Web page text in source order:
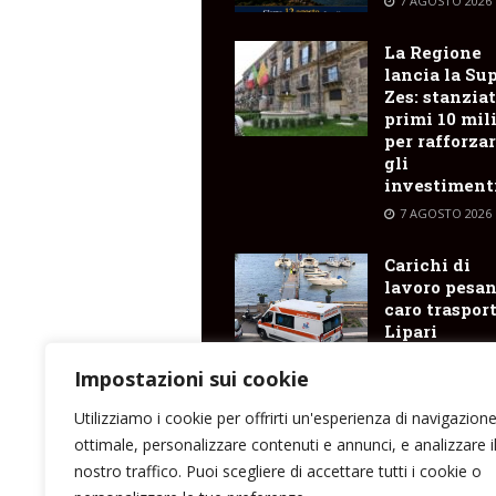
Impostazioni sui cookie
Utilizziamo i cookie per offrirti un'esperienza di navigazione
ottimale, personalizzare contenuti e annunci, e analizzare il
nostro traffico. Puoi scegliere di accettare tutti i cookie o
La Regione
lancia la
Zes:
primi 10
per
gli
7 AGOSTO 2026
Carichi di
lavoro
caro
Lipari
7 AGOSTO 2026